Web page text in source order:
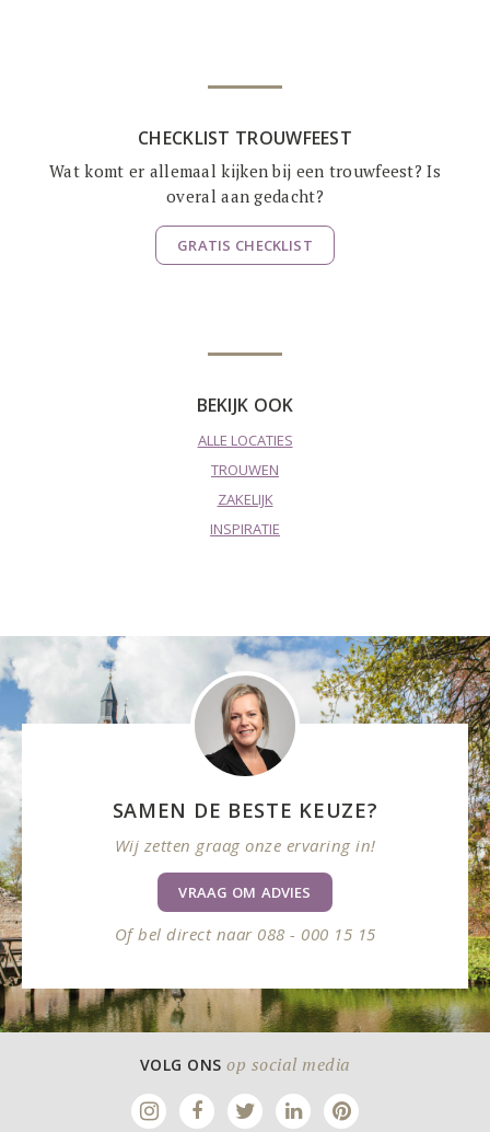
CHECKLIST TROUWFEEST
Wat komt er allemaal kijken bij een trouwfeest? Is
overal aan gedacht?
GRATIS CHECKLIST
BEKIJK OOK
ALLE LOCATIES
TROUWEN
ZAKELIJK
INSPIRATIE
SAMEN DE BESTE KEUZE?
Wij zetten graag onze ervaring in!
VRAAG OM ADVIES
Of bel direct naar 088 - 000 15 15
VOLG ONS op social media